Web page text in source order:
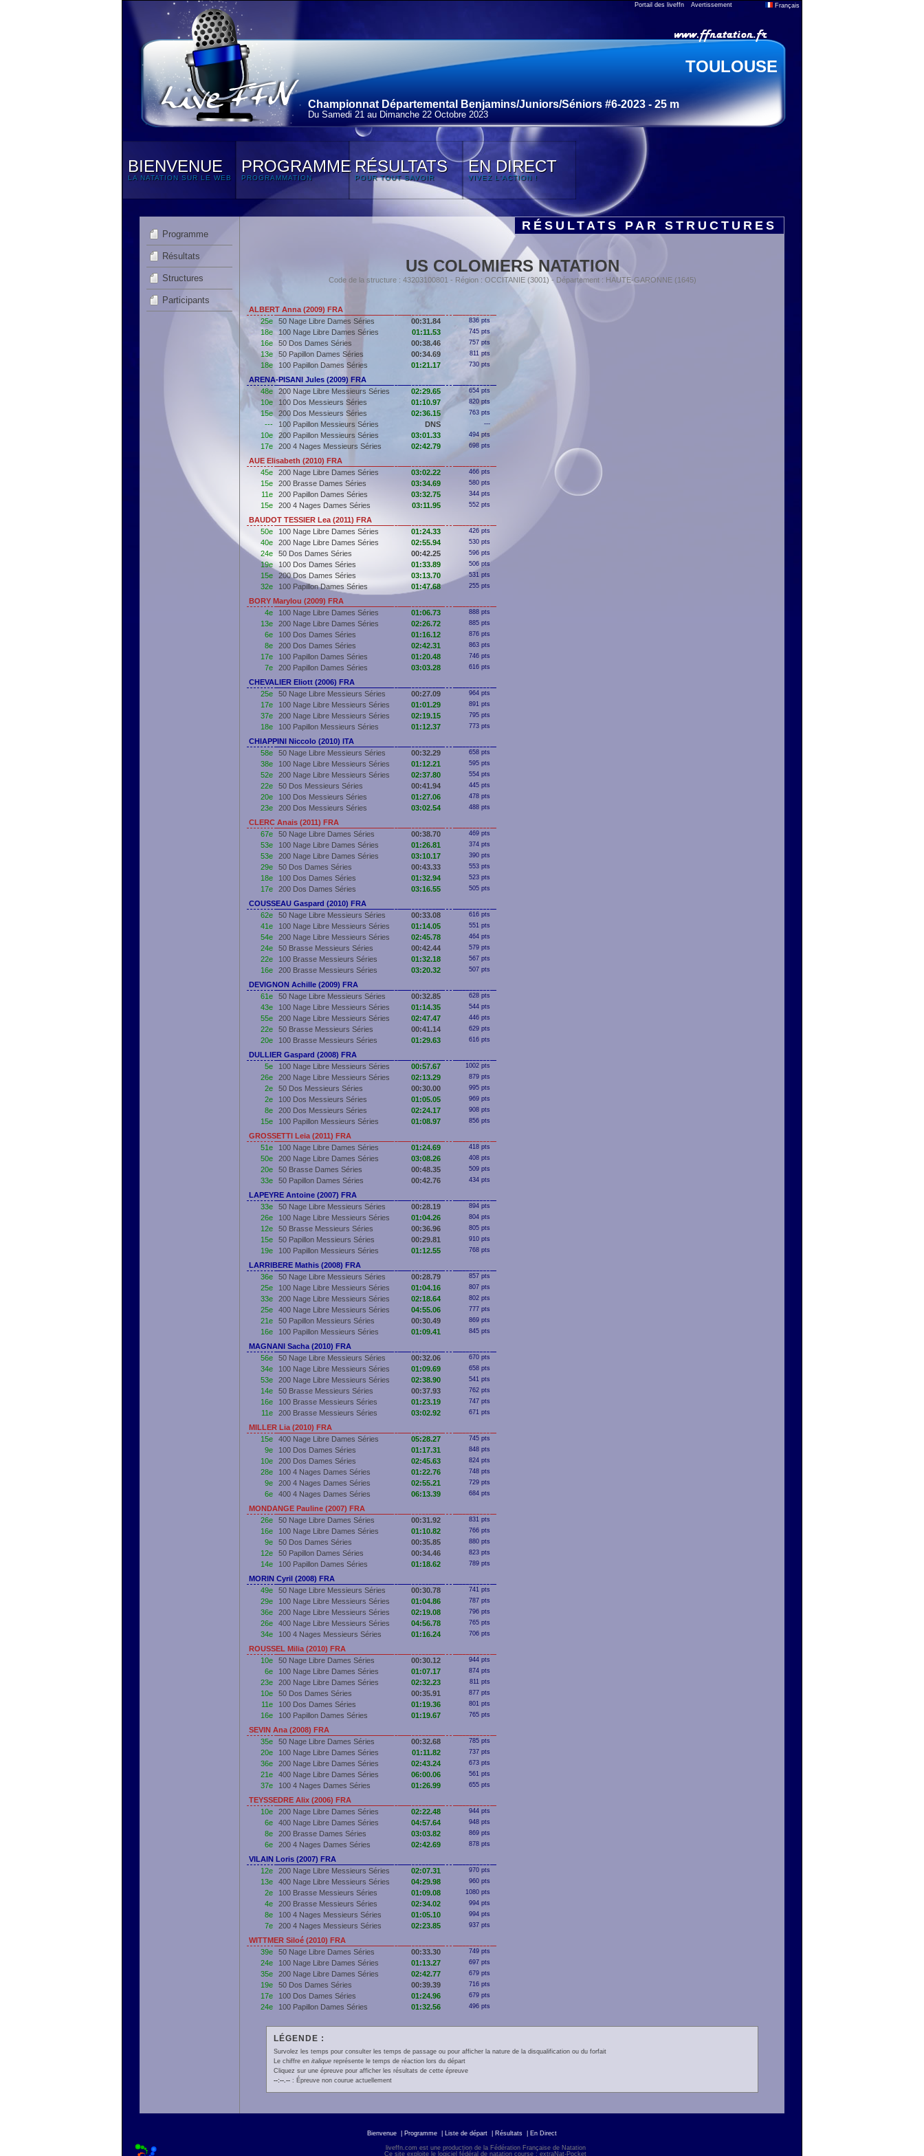
Portail des liveffn Avertissement Français
TOULOUSE
Championnat Départemental Benjamins/Juniors/Séniors #6-2023 - 25 m
Du Samedi 21 au Dimanche 22 Octobre 2023
BIENVENUE
LA NATATION SUR LE WEB
PROGRAMME
PROGRAMMATION
RÉSULTATS
POUR TOUT SAVOIR
EN DIRECT
VIVEZ L'ACTION !
Programme
Résultats
Structures
Participants
RÉSULTATS PAR STRUCTURES
US COLOMIERS NATATION
Code de la structure : 43203100801 - Région : OCCITANIE (3001) - Département : HAUTE-GARONNE (1645)
ALBERT Anna (2009) FRA
25e
50 Nage Libre Dames Séries 00:31.84 836 pts
18e 100 Nage Libre Dames Séries 01:11.53 745 pts
16e 50 Dos Dames Séries 00:38.46 757 pts
13e 50 Papillon Dames Séries 00:34.69 811 pts
18e 100 Papillon Dames Séries 01:21.17 730 pts
ARENA-PISANI Jules (2009) FRA
48e
200 Nage Libre Messieurs Séries 02:29.65 654 pts
10e 100 Dos Messieurs Séries 01:10.97 820 pts
15e 200 Dos Messieurs Séries 02:36.15 763 pts
--- 100 Papillon Messieurs Séries DNS ---
10e 200 Papillon Messieurs Séries 03:01.33 494 pts
17e 200 4 Nages Messieurs Séries 02:42.79 698 pts
AUE Elisabeth (2010) FRA
45e
200 Nage Libre Dames Séries 03:02.22 466 pts
15e 200 Brasse Dames Séries 03:34.69 580 pts
11e 200 Papillon Dames Séries 03:32.75 344 pts
15e 200 4 Nages Dames Séries 03:11.95 552 pts
BAUDOT TESSIER Lea (2011) FRA
50e
100 Nage Libre Dames Séries 01:24.33 426 pts
40e 200 Nage Libre Dames Séries 02:55.94 530 pts
24e 50 Dos Dames Séries 00:42.25 596 pts
19e 100 Dos Dames Séries 01:33.89 506 pts
15e 200 Dos Dames Séries 03:13.70 531 pts
32e 100 Papillon Dames Séries 01:47.68 255 pts
BORY Marylou (2009) FRA
4e
100 Nage Libre Dames Séries 01:06.73 888 pts
13e 200 Nage Libre Dames Séries 02:26.72 885 pts
6e 100 Dos Dames Séries 01:16.12 876 pts
8e 200 Dos Dames Séries 02:42.31 863 pts
17e 100 Papillon Dames Séries 01:20.48 746 pts
7e 200 Papillon Dames Séries 03:03.28 616 pts
CHEVALIER Eliott (2006) FRA
25e
50 Nage Libre Messieurs Séries 00:27.09 964 pts
17e 100 Nage Libre Messieurs Séries 01:01.29 891 pts
37e 200 Nage Libre Messieurs Séries 02:19.15 795 pts
18e 100 Papillon Messieurs Séries 01:12.37 773 pts
CHIAPPINI Niccolo (2010) ITA
58e
50 Nage Libre Messieurs Séries 00:32.29 658 pts
38e 100 Nage Libre Messieurs Séries 01:12.21 595 pts
52e 200 Nage Libre Messieurs Séries 02:37.80 554 pts
22e 50 Dos Messieurs Séries 00:41.94 445 pts
20e 100 Dos Messieurs Séries 01:27.06 478 pts
23e 200 Dos Messieurs Séries 03:02.54 488 pts
CLERC Anais (2011) FRA
67e
50 Nage Libre Dames Séries 00:38.70 469 pts
53e 100 Nage Libre Dames Séries 01:26.81 374 pts
53e 200 Nage Libre Dames Séries 03:10.17 390 pts
29e 50 Dos Dames Séries 00:43.33 553 pts
18e 100 Dos Dames Séries 01:32.94 523 pts
17e 200 Dos Dames Séries 03:16.55 505 pts
COUSSEAU Gaspard (2010) FRA
62e
50 Nage Libre Messieurs Séries 00:33.08 616 pts
41e 100 Nage Libre Messieurs Séries 01:14.05 551 pts
54e 200 Nage Libre Messieurs Séries 02:45.78 464 pts
24e 50 Brasse Messieurs Séries 00:42.44 579 pts
22e 100 Brasse Messieurs Séries 01:32.18 567 pts
16e 200 Brasse Messieurs Séries 03:20.32 507 pts
DEVIGNON Achille (2009) FRA
61e
50 Nage Libre Messieurs Séries 00:32.85 628 pts
43e 100 Nage Libre Messieurs Séries 01:14.35 544 pts
55e 200 Nage Libre Messieurs Séries 02:47.47 446 pts
22e 50 Brasse Messieurs Séries 00:41.14 629 pts
20e 100 Brasse Messieurs Séries 01:29.63 616 pts
DULLIER Gaspard (2008) FRA
5e
100 Nage Libre Messieurs Séries 00:57.67 1002 pts
26e 200 Nage Libre Messieurs Séries 02:13.29 879 pts
2e 50 Dos Messieurs Séries 00:30.00 995 pts
2e 100 Dos Messieurs Séries 01:05.05 969 pts
8e 200 Dos Messieurs Séries 02:24.17 908 pts
15e 100 Papillon Messieurs Séries 01:08.97 856 pts
GROSSETTI Leia (2011) FRA
51e
100 Nage Libre Dames Séries 01:24.69 418 pts
50e 200 Nage Libre Dames Séries 03:08.26 408 pts
20e 50 Brasse Dames Séries 00:48.35 509 pts
33e 50 Papillon Dames Séries 00:42.76 434 pts
LAPEYRE Antoine (2007) FRA
33e
50 Nage Libre Messieurs Séries 00:28.19 894 pts
26e 100 Nage Libre Messieurs Séries 01:04.26 804 pts
12e 50 Brasse Messieurs Séries 00:36.96 805 pts
15e 50 Papillon Messieurs Séries 00:29.81 910 pts
19e 100 Papillon Messieurs Séries 01:12.55 768 pts
LARRIBERE Mathis (2008) FRA
36e
50 Nage Libre Messieurs Séries 00:28.79 857 pts
25e 100 Nage Libre Messieurs Séries 01:04.16 807 pts
33e 200 Nage Libre Messieurs Séries 02:18.64 802 pts
25e 400 Nage Libre Messieurs Séries 04:55.06 777 pts
21e 50 Papillon Messieurs Séries 00:30.49 869 pts
16e 100 Papillon Messieurs Séries 01:09.41 845 pts
MAGNANI Sacha (2010) FRA
56e
50 Nage Libre Messieurs Séries 00:32.06 670 pts
34e 100 Nage Libre Messieurs Séries 01:09.69 658 pts
53e 200 Nage Libre Messieurs Séries 02:38.90 541 pts
14e 50 Brasse Messieurs Séries 00:37.93 762 pts
16e 100 Brasse Messieurs Séries 01:23.19 747 pts
11e 200 Brasse Messieurs Séries 03:02.92 671 pts
MILLER Lia (2010) FRA
15e
400 Nage Libre Dames Séries 05:28.27 745 pts
9e 100 Dos Dames Séries 01:17.31 848 pts
10e 200 Dos Dames Séries 02:45.63 824 pts
28e 100 4 Nages Dames Séries 01:22.76 748 pts
9e 200 4 Nages Dames Séries 02:55.21 729 pts
6e 400 4 Nages Dames Séries 06:13.39 684 pts
MONDANGE Pauline (2007) FRA
26e
50 Nage Libre Dames Séries 00:31.92 831 pts
16e 100 Nage Libre Dames Séries 01:10.82 766 pts
9e 50 Dos Dames Séries 00:35.85 880 pts
12e 50 Papillon Dames Séries 00:34.46 823 pts
14e 100 Papillon Dames Séries 01:18.62 789 pts
MORIN Cyril (2008) FRA
49e
50 Nage Libre Messieurs Séries 00:30.78 741 pts
29e 100 Nage Libre Messieurs Séries 01:04.86 787 pts
36e 200 Nage Libre Messieurs Séries 02:19.08 796 pts
26e 400 Nage Libre Messieurs Séries 04:56.78 765 pts
34e 100 4 Nages Messieurs Séries 01:16.24 706 pts
ROUSSEL Milia (2010) FRA
10e
50 Nage Libre Dames Séries 00:30.12 944 pts
6e 100 Nage Libre Dames Séries 01:07.17 874 pts
23e 200 Nage Libre Dames Séries 02:32.23 811 pts
10e 50 Dos Dames Séries 00:35.91 877 pts
11e 100 Dos Dames Séries 01:19.36 801 pts
16e 100 Papillon Dames Séries 01:19.67 765 pts
SEVIN Ana (2008) FRA
35e
50 Nage Libre Dames Séries 00:32.68 785 pts
20e 100 Nage Libre Dames Séries 01:11.82 737 pts
36e 200 Nage Libre Dames Séries 02:43.24 673 pts
21e 400 Nage Libre Dames Séries 06:00.06 561 pts
37e 100 4 Nages Dames Séries 01:26.99 655 pts
TEYSSEDRE Alix (2006) FRA
10e
200 Nage Libre Dames Séries 02:22.48 944 pts
6e 400 Nage Libre Dames Séries 04:57.64 948 pts
8e 200 Brasse Dames Séries 03:03.82 869 pts
6e 200 4 Nages Dames Séries 02:42.69 878 pts
VILAIN Loris (2007) FRA
12e
200 Nage Libre Messieurs Séries 02:07.31 970 pts
13e 400 Nage Libre Messieurs Séries 04:29.98 960 pts
2e 100 Brasse Messieurs Séries 01:09.08 1080 pts
4e 200 Brasse Messieurs Séries 02:34.02 994 pts
8e 100 4 Nages Messieurs Séries 01:05.10 994 pts
7e 200 4 Nages Messieurs Séries 02:23.85 937 pts
WITTMER Siloé (2010) FRA
39e
50 Nage Libre Dames Séries 00:33.30 749 pts
24e 100 Nage Libre Dames Séries 01:13.27 697 pts
35e 200 Nage Libre Dames Séries 02:42.77 679 pts
19e 50 Dos Dames Séries 00:39.39 716 pts
17e 100 Dos Dames Séries 01:24.96 679 pts
24e 100 Papillon Dames Séries 01:32.56 496 pts
LÉGENDE :
Survolez les temps pour consulter les temps de passage ou pour afficher la nature de la disqualification ou du forfait
Le chiffre en italiquereprésente le temps de réaction lors du départ
Cliquez sur une épreuve pour afficher les résultats de cette épreuve
--:--.--: Épreuve non courue actuellement
Bienvenue Programme Liste de départ Résultats En Direct
liveffn.com est une production de la Fédération Française de Natation
Ce site exploite le logiciel fédéral de natation course : extraNat-Pocket